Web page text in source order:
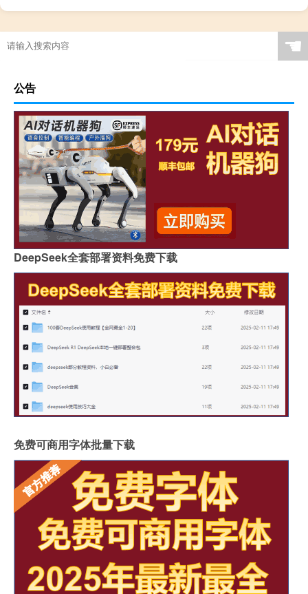
☚
公告
DeepSeek全套部署资料免费下载
免费可商用字体批量下载